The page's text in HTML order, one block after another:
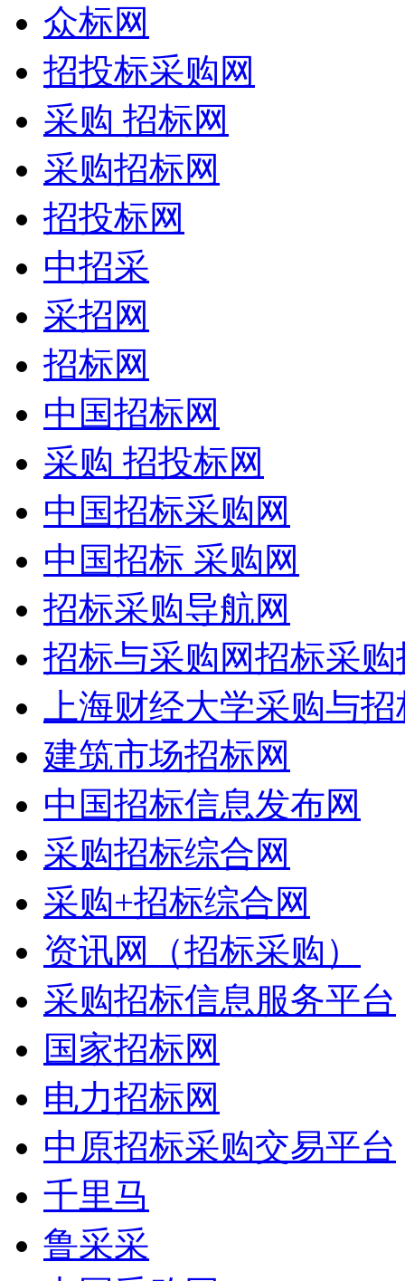
众标网
招投标采购网
采购 招标网
采购招标网
招投标网
中招采
采招网
招标网
中国招标网
采购 招投标网
中国招标采购网
中国招标 采购网
招标采购导航网
招标与采购网招标采
上海财经大学采购与
建筑市场招标网
中国招标信息发布网
采购招标综合网
采购+招标综合网
资讯网（招标采购）
采购招标信息服务平台
国家招标网
电力招标网
中原招标采购交易平台
千里马
鲁采采